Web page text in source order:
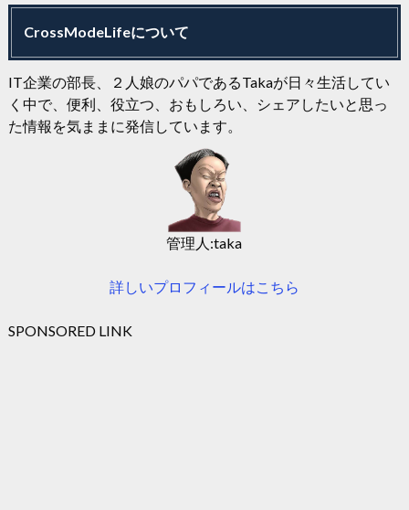
CrossModeLifeについて
IT企業の部長、２人娘のパパであるTakaが日々生活してい
く中で、便利、役立つ、おもしろい、シェアしたいと思っ
た情報を気ままに発信しています。
管理人:taka
詳しいプロフィールはこちら
SPONSORED LINK